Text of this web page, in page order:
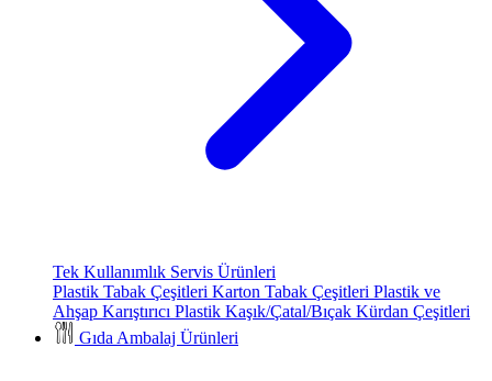
Tek Kullanımlık Servis Ürünleri
Plastik Tabak Çeşitleri Karton Tabak Çeşitleri Plastik ve
Ahşap Karıştırıcı Plastik Kaşık/Çatal/Bıçak Kürdan Çeşitleri
Gıda Ambalaj Ürünleri